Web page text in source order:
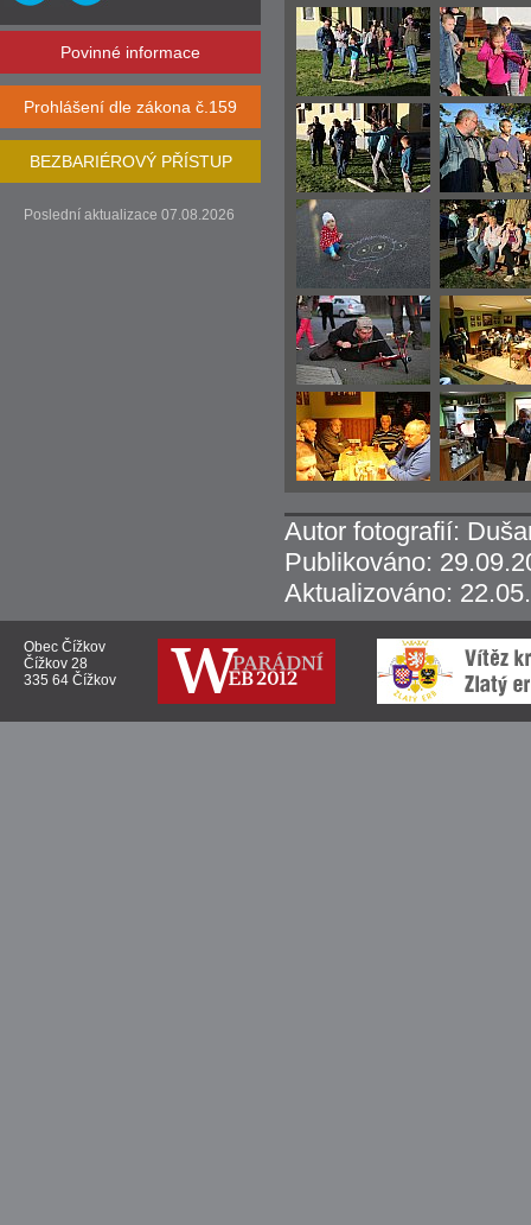
Autor fotografií:
Publikováno:
Aktualizováno:
Povinné informace
Prohlášení dle zákona č.159
BEZBARIÉROVÝ PŘÍSTUP
Poslední aktualizace 07.08.2026
Obec Čížkov
Čížkov 28
335 64 Čížkov